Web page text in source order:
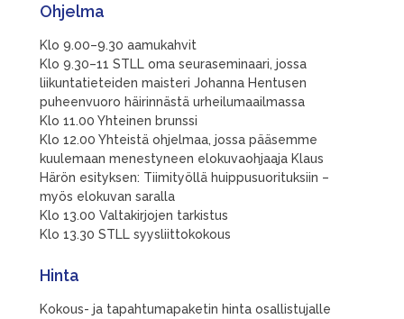
Ohjelma
Klo 9.00–9.30 aamukahvit
Klo 9.30–11 STLL oma seuraseminaari, jossa
liikuntatieteiden maisteri Johanna Hentusen
puheenvuoro häirinnästä urheilumaailmassa
Klo 11.00 Yhteinen brunssi
Klo 12.00 Yhteistä ohjelmaa, jossa pääsemme
kuulemaan menestyneen elokuvaohjaaja Klaus
Härön esityksen: Tiimityöllä huippusuorituksiin –
myös elokuvan saralla
Klo 13.00 Valtakirjojen tarkistus
Klo 13.30 STLL syysliittokokous
Hinta
Kokous- ja tapahtumapaketin hinta osallistujalle